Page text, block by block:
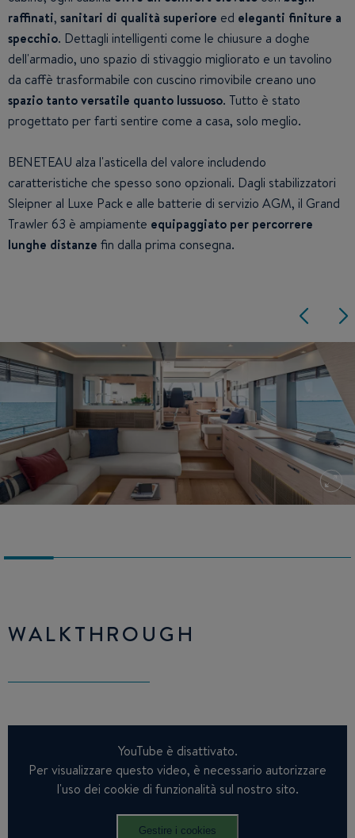
raffinati, sanitari di qualità superiore ed eleganti finiture a
specchio. Dettagli intelligenti come le chiusure a doghe
dell'armadio, uno spazio di stivaggio migliorato e un tavolino
da caffè trasformabile con cuscino rimovibile creano uno
spazio tanto versatile quanto lussuoso. Tutto è stato
progettato per farti sentire come a casa, solo meglio.
BENETEAU alza l'asticella del valore includendo
caratteristiche che spesso sono opzionali. Dagli stabilizzatori
Sleipner al Luxe Pack e alle batterie di servizio AGM, il Grand
Trawler 63 è ampiamente equipaggiato per percorrere
lunghe distanze fin dalla prima consegna.
WALKTHROUGH
YouTube è disattivato.
Per visualizzare questo video, è necessario autorizzare
l'uso dei cookie di funzionalità sul nostro sito.
Gestire i cookies